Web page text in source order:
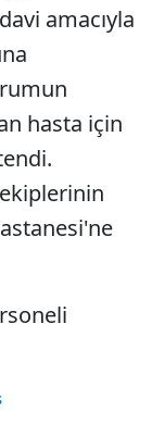
amacıyla
hasta için